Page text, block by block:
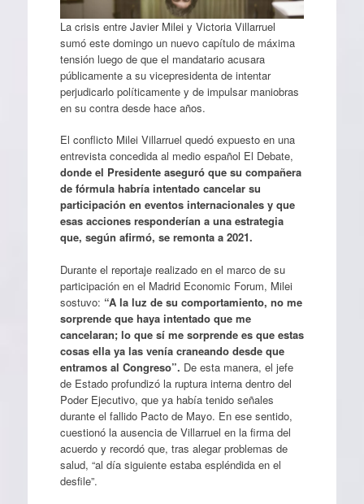
La crisis entre Javier Milei y Victoria Villarruel
sumó este domingo un nuevo capítulo de máxima
tensión luego de que el mandatario acusara
públicamente a su vicepresidenta de intentar
perjudicarlo políticamente y de impulsar maniobras
en su contra desde hace años.
El conflicto Milei Villarruel quedó expuesto en una
entrevista concedida al medio español El Debate,
donde el Presidente aseguró que su compañera
de fórmula habría intentado cancelar su
participación en eventos internacionales y que
esas acciones responderían a una estrategia
que, según afirmó, se remonta a 2021.
Durante el reportaje realizado en el marco de su
participación en el Madrid Economic Forum, Milei
sostuvo: “A la luz de su comportamiento, no me
sorprende que haya intentado que me
cancelaran; lo que sí me sorprende es que estas
cosas ella ya las venía craneando desde que
entramos al Congreso”. De esta manera, el jefe
de Estado profundizó la ruptura interna dentro del
Poder Ejecutivo, que ya había tenido señales
durante el fallido Pacto de Mayo. En ese sentido,
cuestionó la ausencia de Villarruel en la firma del
acuerdo y recordó que, tras alegar problemas de
salud, “al día siguiente estaba espléndida en el
desfile”.